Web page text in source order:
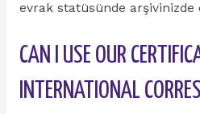
evrak statüsünde arşivinizde
CAN I USE OUR
INTERNATIONAL